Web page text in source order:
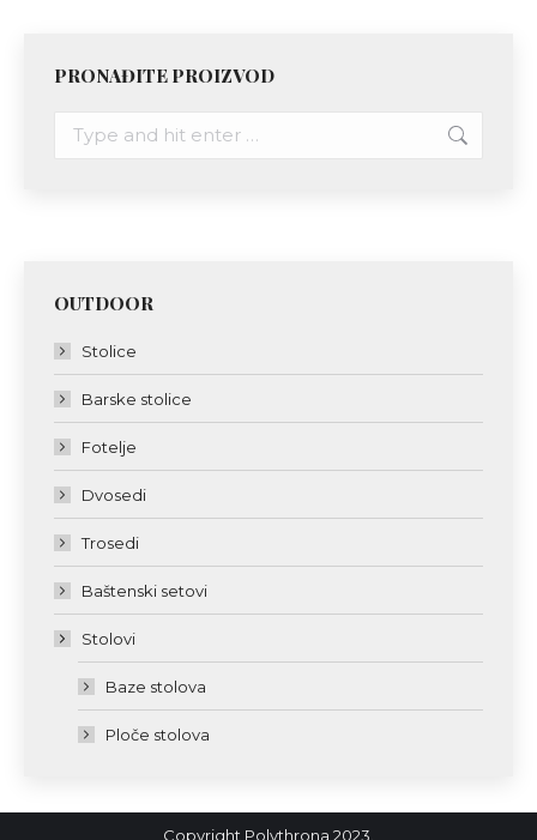
PRONAĐITE PROIZVOD
OUTDOOR
Stolice
Barske stolice
Fotelje
Dvosedi
Trosedi
Baštenski setovi
Stolovi
Baze stolova
Ploče stolova
Copyright Polythrona 2023.